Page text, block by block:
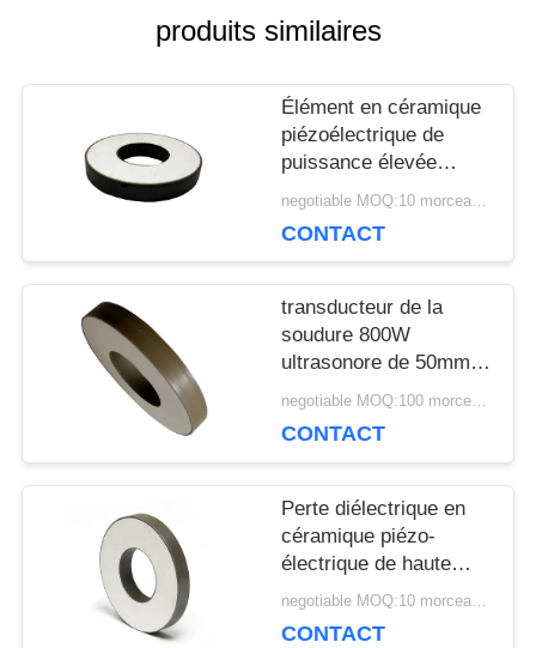
CITATION
PRIVACY
POLICY
produits similaires
Élément en céramique
piézoélectrique de
puissance élevée
25Khz 2000PF pour la negotiable MOQ:10 morceaux/morceaux
CONTACT
transducteur de la
soudure 800W
ultrasonore de 50mm
pour le masque/foreusenegotiable MOQ:100 morceaux/morceaux
CONTACT
Perte diélectrique en
céramique piézo-
électrique de haute
précision d'anneau de negotiable MOQ:10 morceaux/morceaux
CONTACT